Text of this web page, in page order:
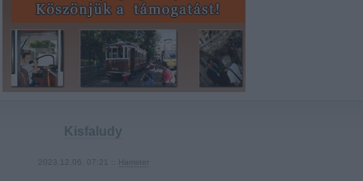
Kisfaludy
2023.12.06. 07:21 :: Hamster